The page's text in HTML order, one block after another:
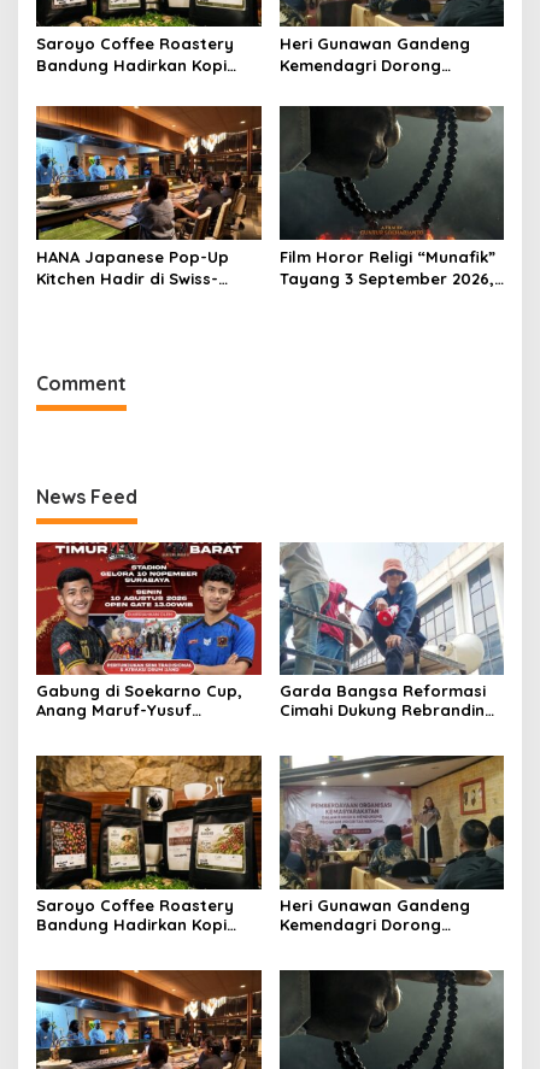
Saroyo Coffee Roastery
Bandung Hadirkan Kopi
Rasa Khas Nusantara
Heri Gunawan Gandeng
Kemendagri Dorong
Sukabumi
HANA Japanese Pop-Up
Kitchen Hadir di Swiss-
Film Horor Religi “Munafik”
Tayang 3 September 2026,
Comment
News Feed
Gabung di Soekarno Cup,
Anang Maruf-Yusuf
Air
Garda Bangsa Reformasi
Cimahi Dukung Rebranding
Pelayanan
Saroyo Coffee Roastery
Bandung Hadirkan Kopi
Heri Gunawan Gandeng
Kemendagri Dorong